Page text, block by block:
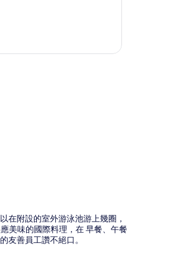
在附設的室外游泳池游上幾圈，
美味的國際料理，在 早餐、午餐
友善員工讚不絕口。